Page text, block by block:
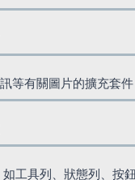
等有關圖片的擴充套件
工具列、狀態列、按